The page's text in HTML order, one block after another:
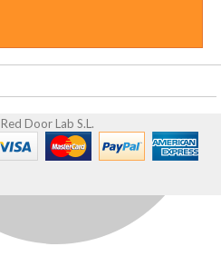
Red Door Lab S.L.
MI CUENTA